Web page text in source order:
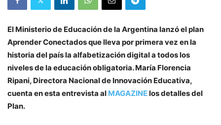
El Ministerio de Educación de la Argentina lanzó el plan
Aprender Conectados que lleva por primera vez en la
historia del país la alfabetización digital a todos los
niveles de la educación obligatoria. María Florencia
Ripani, Directora Nacional de Innovación Educativa,
cuenta en esta entrevista al MAGAZINElos detalles del
Plan.